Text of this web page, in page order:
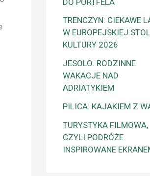
TRENCZYN: CIEKAWE
W EUROPEJSKIEJ
KULTURY 2026
JESOLO: RODZINNE
WAKACJE NAD
ADRIATYKIEM
PILICA: KAJAKIEM Z
TURYSTYKA FILMOWA,
CZYLI PODRÓŻE
INSPIROWANE